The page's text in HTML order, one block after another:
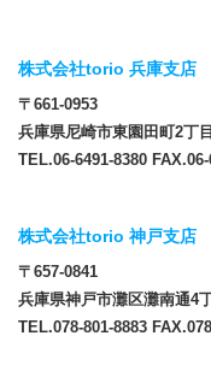
株式会社torio 兵庫支店
〒661-0953
兵庫県尼崎市東園田町2
TEL.06-6491-8380
株式会社torio 神戸支店
〒657-0841
兵庫県神戸市灘区灘南通4
TEL.078-801-8883